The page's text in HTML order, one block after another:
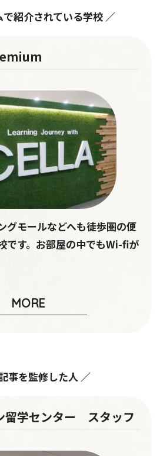
紹介されている学校 ／
グモールなどへも徒歩圏の便
です。お部屋の中でもWi-fiが
MORE
事を監修した人 ／
留学センター スタッフ